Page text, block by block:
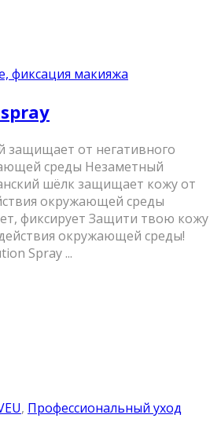
фиксация макияжа
от негативного
среды Незаметный
шёлк защищает кожу от
окружающей среды
фиксирует Защити твою кожу
окружающей среды!
Spray ...
, Профессиональный уход